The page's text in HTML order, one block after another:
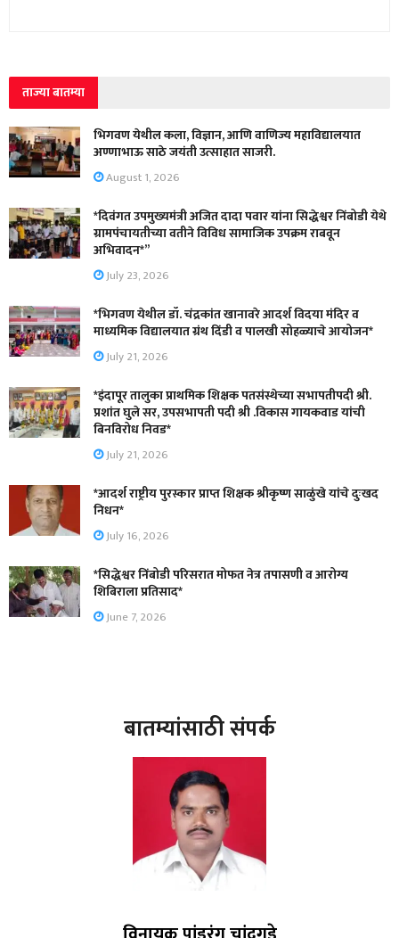
ताज्या बातम्या
भिगवण येथील कला, विज्ञान, आणि वाणिज्य महाविद्यालयात
अण्णाभाऊ साठे जयंती उत्साहात साजरी.
August 1, 2026
*दिवंगत उपमुख्यमंत्री अजित दादा पवार यांना सिद्धेश्वर निंबोडी येथे
ग्रामपंचायतीच्या वतीने विविध सामाजिक उपक्रम राबवून
अभिवादन*”
July 23, 2026
*भिगवण येथील डॉ. चंद्रकांत खानावरे आदर्श विदया मंदिर व
माध्यमिक विद्यालयात ग्रंथ दिंडी व पालखी सोहळ्याचे आयोजन*
July 21, 2026
*इंदापूर तालुका प्राथमिक शिक्षक पतसंस्थेच्या सभापतीपदी श्री.
प्रशांत घुले सर, उपसभापती पदी श्री .विकास गायकवाड यांची
बिनविरोध निवड*
July 21, 2026
*आदर्श राष्ट्रीय पुरस्कार प्राप्त शिक्षक श्रीकृष्ण साळुंखे यांचे दुःखद
निधन*
July 16, 2026
*सिद्धेश्वर निंबोडी परिसरात मोफत नेत्र तपासणी व आरोग्य
शिबिराला प्रतिसाद*
June 7, 2026
बातम्यांसाठी संपर्क